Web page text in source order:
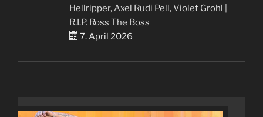
Hellripper, Axel Rudi Pell, Violet Grohl |
R.I.P. Ross The Boss
7. April 2026